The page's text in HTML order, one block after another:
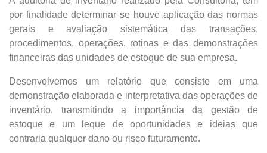
por finalidade determinar se houve aplicação das normas
gerais e avaliação sistemática das transações,
procedimentos, operações, rotinas e das demonstrações
financeiras das unidades de estoque de sua empresa.
Desenvolvemos um relatório que consiste em uma
demonstração elaborada e interpretativa das operações de
inventário, transmitindo a importância da gestão de
estoque e um leque de oportunidades e ideias que
contraria qualquer dano ou risco futuramente.